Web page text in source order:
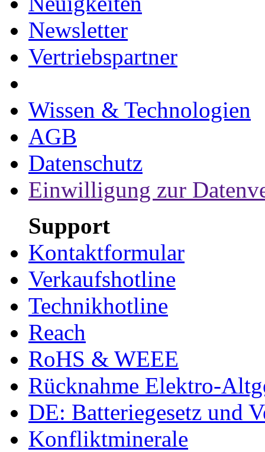
Newsletter
Vertriebspartner
Wissen & Technologien
AGB
Datenschutz
Einwilligung zur
Support
Kontaktformular
Verkaufshotline
Technikhotline
Reach
RoHS & WEEE
Rücknahme Elektro-
DE: Batteriegesetz und
Konfliktminerale